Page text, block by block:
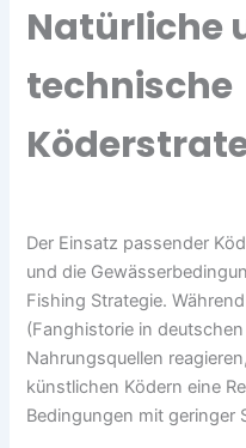
Natürliche
technische
Der Einsatz passender
und die
Fishing Strategie.
(Fanghistorie in
Nahrungsquellen
künstlichen Ködern eine
Bedingungen mit geringer